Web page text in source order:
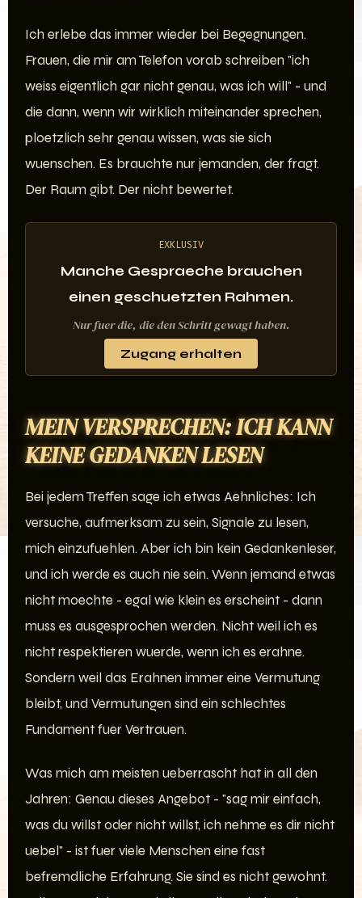
Ich erlebe das immer wieder bei Begegnungen.
Frauen, die mir am Telefon vorab schreiben "ich
weiss eigentlich gar nicht genau, was ich will" - und
die dann, wenn wir wirklich miteinander sprechen,
ploetzlich sehr genau wissen, was sie sich
wuenschen. Es brauchte nur jemanden, der fragt.
Der Raum gibt. Der nicht bewertet.
EXKLUSIV
Manche Gespraeche brauchen
einen geschuetzten Rahmen.
Nur fuer die, die den Schritt gewagt haben.
Zugang erhalten
MEIN VERSPRECHEN: ICH KANN
KEINE GEDANKEN LESEN
Bei jedem Treffen sage ich etwas Aehnliches: Ich
versuche, aufmerksam zu sein, Signale zu lesen,
mich einzufuehlen. Aber ich bin kein Gedankenleser,
und ich werde es auch nie sein. Wenn jemand etwas
nicht moechte - egal wie klein es erscheint - dann
muss es ausgesprochen werden. Nicht weil ich es
nicht respektieren wuerde, wenn ich es erahne.
Sondern weil das Erahnen immer eine Vermutung
bleibt, und Vermutungen sind ein schlechtes
Fundament fuer Vertrauen.
Was mich am meisten ueberrascht hat in all den
Jahren: Genau dieses Angebot - "sag mir einfach,
was du willst oder nicht willst, ich nehme es dir nicht
uebel" - ist fuer viele Menschen eine fast
befremdliche Erfahrung. Sie sind es nicht gewohnt.